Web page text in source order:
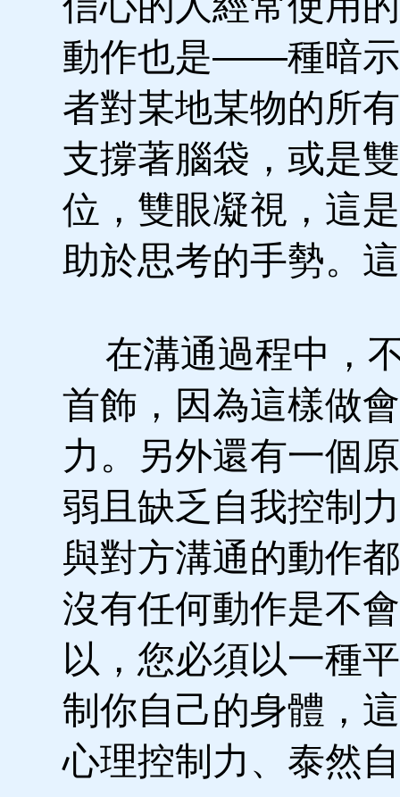
動作也是——種暗示
者對某地某物的所
支撐著腦袋，或是
位，雙眼凝視，這
助於思考的手勢。
在溝通過程中，
首飾，因為這樣做
力。另外還有一個
弱且缺乏自我控制
與對方溝通的動作
沒有任何動作是不
以，您必須以一種
制你自己的身體，
心理控制力、泰然